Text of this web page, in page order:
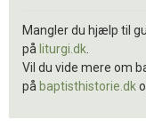
Mangler du hjælp til
på liturgi.dk
Vil du vide mere om
på baptisthistorie.dk